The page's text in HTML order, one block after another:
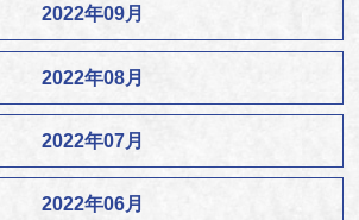
2022年09月
2022年08月
2022年07月
2022年06月